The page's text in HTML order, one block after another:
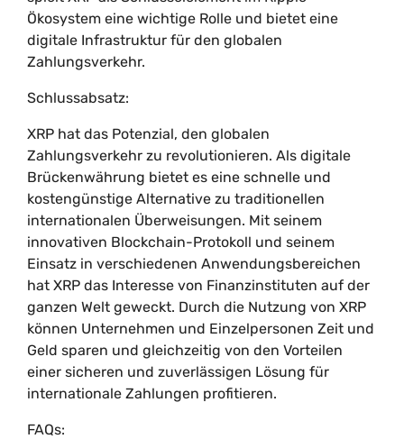
Ökosystem eine wichtige Rolle und bietet eine
digitale Infrastruktur für den globalen
Zahlungsverkehr.
Schlussabsatz:
XRP hat das Potenzial, den globalen
Zahlungsverkehr zu revolutionieren. Als digitale
Brückenwährung bietet es eine schnelle und
kostengünstige Alternative zu traditionellen
internationalen Überweisungen. Mit seinem
innovativen Blockchain-Protokoll und seinem
Einsatz in verschiedenen Anwendungsbereichen
hat XRP das Interesse von Finanzinstituten auf der
ganzen Welt geweckt. Durch die Nutzung von XRP
können Unternehmen und Einzelpersonen Zeit und
Geld sparen und gleichzeitig von den Vorteilen
einer sicheren und zuverlässigen Lösung für
internationale Zahlungen profitieren.
FAQs: